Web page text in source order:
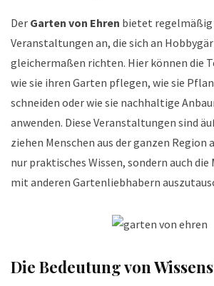
Der Garten von Ehren bietet regelmäßig
Veranstaltungen an, die sich an
gleichermaßen richten. Hier können die
wie sie ihren Garten pflegen, wie sie
schneiden oder wie sie nachhaltige
anwenden. Diese Veranstaltungen sind
ziehen Menschen aus der ganzen Region
nur praktisches Wissen, sondern auch
mit anderen Gartenliebhabern
Die Bedeutung von